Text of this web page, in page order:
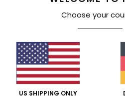
Komfort
5.0
Choose your
US SHIPPING ONLY